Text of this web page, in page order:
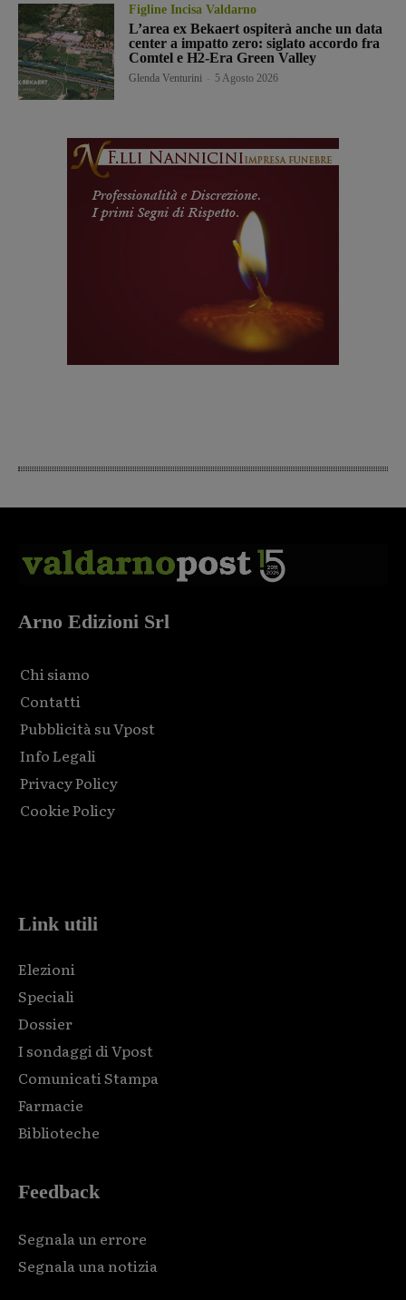
Figline Incisa Valdarno
L’area ex Bekaert ospiterà anche un data
center a impatto zero: siglato accordo fra
Comtel e H2-Era Green Valley
Glenda Venturini 5 Agosto 2026
Arno Edizioni Srl
Chi siamo
Contatti
Pubblicità su Vpost
Info Legali
Privacy Policy
Cookie Policy
Link utili
Elezioni
Speciali
Dossier
I sondaggi di Vpost
Comunicati Stampa
Farmacie
Biblioteche
Feedback
Segnala un errore
Segnala una notizia